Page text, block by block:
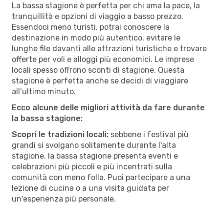
La bassa stagione è perfetta per chi ama la pace, la
tranquillità e opzioni di viaggio a basso prezzo.
Essendoci meno turisti, potrai conoscere la
destinazione in modo più autentico, evitare le
lunghe file davanti alle attrazioni turistiche e trovare
offerte per voli e alloggi più economici. Le imprese
locali spesso offrono sconti di stagione. Questa
stagione è perfetta anche se decidi di viaggiare
all’ultimo minuto.
Ecco alcune delle migliori attività da fare durante
la bassa stagione:
Scopri le tradizioni locali: sebbene i festival più
grandi si svolgano solitamente durante l'alta
stagione, la bassa stagione presenta eventi e
celebrazioni più piccoli e più incentrati sulla
comunità con meno folla. Puoi partecipare a una
lezione di cucina o a una visita guidata per
un'esperienza più personale.